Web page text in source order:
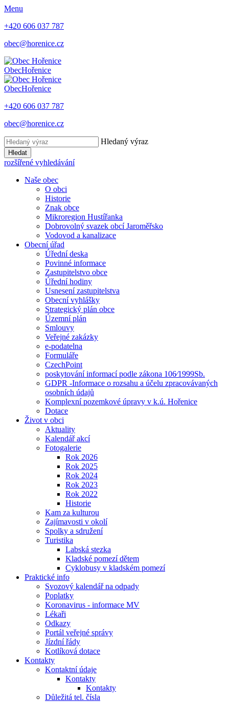
Menu
+420 606 037 787
obec@horenice.cz
ObecHořenice
ObecHořenice
+420 606 037 787
obec@horenice.cz
Hledaný výraz
Hledat
rozšířené vyhledávání
Naše obec
O obci
Historie
Znak obce
Mikroregion Hustířanka
Dobrovolný svazek obcí Jaroměřsko
Vodovod a kanalizace
Obecní úřad
Úřední deska
Povinné informace
Zastupitelstvo obce
Úřední hodiny
Usnesení zastupitelstva
Obecní vyhlášky
Strategický plán obce
Územní plán
Smlouvy
Veřejné zakázky
e-podatelna
Formuláře
CzechPoint
poskytování informací podle zákona 106⁄1999Sb.
GDPR -Informace o rozsahu a účelu zpracovávaných
osobních údajů
Komplexní pozemkové úpravy v k.ú. Hořenice
Dotace
Život v obci
Aktuality
Kalendář akcí
Fotogalerie
Rok 2026
Rok 2025
Rok 2024
Rok 2023
Rok 2022
Historie
Kam za kulturou
Zajímavosti v okolí
Spolky a sdružení
Turistika
Labská stezka
Kladské pomezí dětem
Cyklobusy v kladském pomezí
Praktické info
Svozový kalendář na odpady
Poplatky
Koronavirus - informace MV
Lékaři
Odkazy
Portál veřejné správy
Jízdní řády
Kotlíková dotace
Kontakty
Kontaktní údaje
Kontakty
Kontakty
Důležitá tel. čísla